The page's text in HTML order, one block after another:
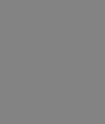
και τη
cookies.
το
του χρήστη
και
σύμφωνα με τον
των